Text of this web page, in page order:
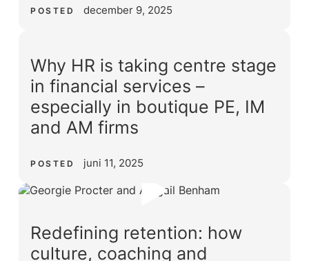
POSTED december 9, 2025
Why HR is taking centre stage
in financial services –
especially in boutique PE, IM
and AM firms
POSTED juni 11, 2025
Redefining retention: how
culture, coaching and